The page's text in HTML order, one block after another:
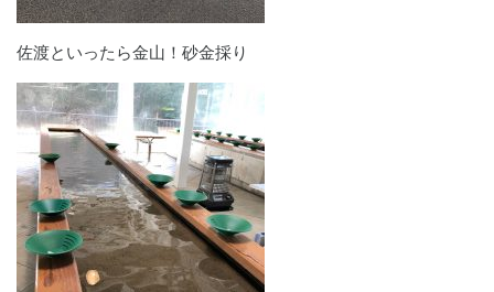
佐渡といったら金山！砂金採り